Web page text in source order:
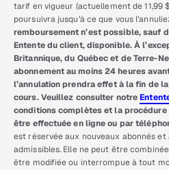
tarif en vigueur (actuellement de 11,99
poursuivra jusqu’à ce que vous
remboursement n’est possible, sauf
Entente du client, disponible. À
Britannique, du Québec et de Terre-
abonnement au moins 24 heures
l’annulation prendra effet à la fin de
cours. Veuillez consulter notre
conditions complètes et la procédure
être effectuée en ligne ou par
est réservée aux nouveaux abonnés et
admissibles. Elle ne peut être
être modifiée ou interrompue à tout